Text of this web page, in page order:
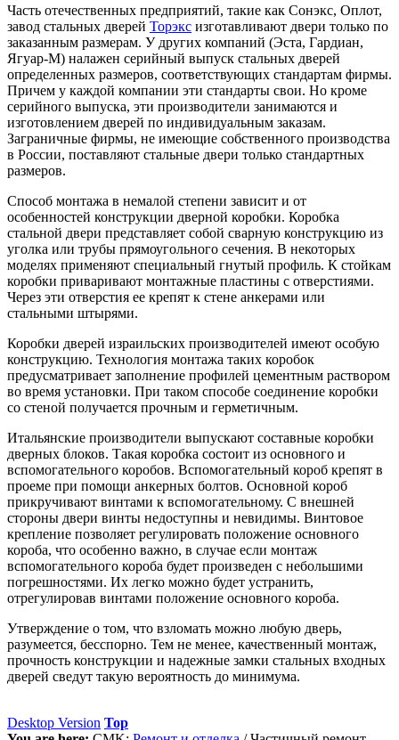
Часть отечественных предприятий, такие как Сонэкс, Оплот,
завод стальных дверей Торэкс изготавливают двери только по
заказанным размерам. У других компаний (Эста, Гардиан,
Ягуар-М) налажен серийный выпуск стальных дверей
определенных размеров, соответствующих стандартам фирмы.
Причем у каждой компании эти стандарты свои. Но кроме
серийного выпуска, эти производители занимаются и
изготовлением дверей по индивидуальным заказам.
Заграничные фирмы, не имеющие собственного производства
в России, поставляют стальные двери только стандартных
размеров.
Способ монтажа в немалой степени зависит и от
особенностей конструкции дверной коробки. Коробка
стальной двери представляет собой сварную конструкцию из
уголка или трубы прямоугольного сечения. В некоторых
моделях применяют специальный гнутый профиль. К стойкам
коробки приваривают монтажные пластины с отверстиями.
Через эти отверстия ее крепят к стене анкерами или
стальными штырями.
Коробки дверей израильских производителей имеют особую
конструкцию. Технология монтажа таких коробок
предусматривает заполнение профилей цементным раствором
во время установки. При таком способе соединение коробки
со стеной получается прочным и герметичным.
Итальянские производители выпускают составные коробки
дверных блоков. Такая коробка состоит из основного и
вспомогательного коробов. Вспомогательный короб крепят в
проеме при помощи анкерных болтов. Основной короб
прикручивают винтами к вспомогательному. С внешней
стороны двери винты недоступны и невидимы. Винтовое
крепление позволяет регулировать положение основного
короба, что особенно важно, в случае если монтаж
вспомогательного короба будет произведен с небольшими
погрешностями. Их легко можно будет устранить,
отрегулировав винтами положение основного короба.
Утверждение о том, что взломать можно любую дверь,
разумеется, бесспорно. Тем не менее, качественный монтаж,
прочность конструкции и надежные замки стальных входных
дверей сведут такую вероятность до минимума.
Desktop Version Top